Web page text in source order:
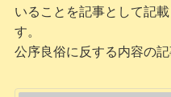
いることを記事として記
す。
公序良俗に反する内容の記